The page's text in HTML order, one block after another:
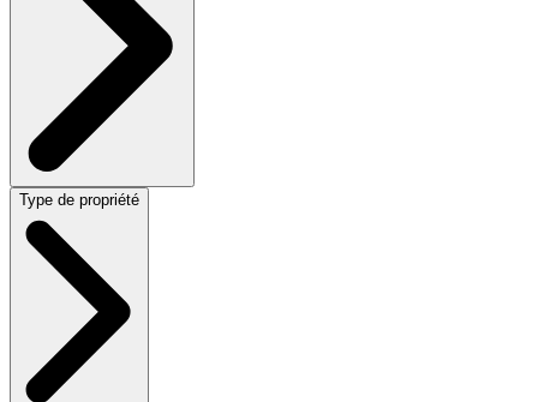
Type de propriété